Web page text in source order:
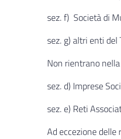
sez. f) Società di
sez. g) altri enti del
Non rientrano
sez. d) Imprese
sez. e) Reti
Ad eccezione